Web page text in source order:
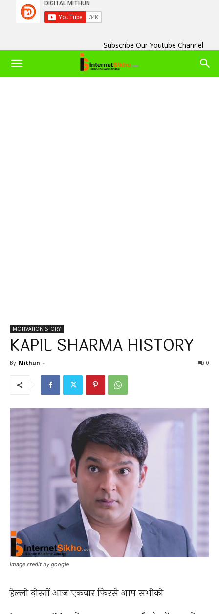
Subscribe Our Youtube Channel
MOTIVATION STORY
KAPIL SHARMA HISTORY
By Mithun - 0
image credit by google
हेल्लो दोस्तों आज एकबार फिरसे आप सभीको